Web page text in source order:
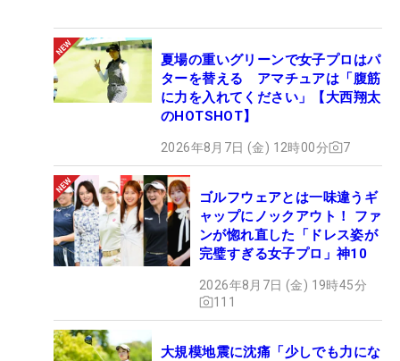
夏場の重いグリーンで女子プロはパ
ターを替える アマチュアは「腹筋
に力を入れてください」【大西翔太
のHOTSHOT】
2026年8月7日 (金) 12時00分 7
ゴルフウェアとは一味違うギ
ャップにノックアウト！ ファ
ンが惚れ直した「ドレス姿が
完璧すぎる女子プロ」神10
2026年8月7日 (金) 19時45分
111
大規模地震に沈痛「少しでも力にな